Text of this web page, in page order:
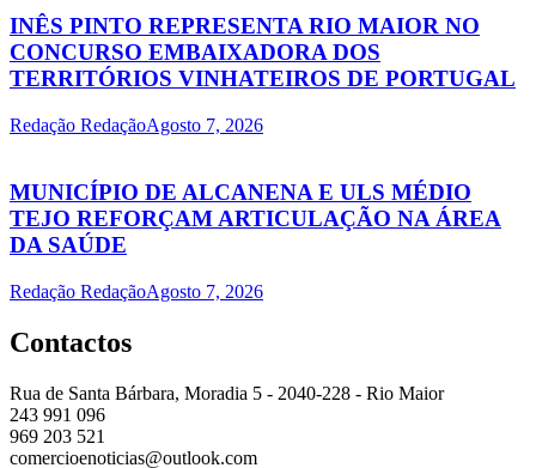
INÊS PINTO REPRESENTA RIO MAIOR NO
CONCURSO EMBAIXADORA DOS
TERRITÓRIOS VINHATEIROS DE PORTUGAL
Redação RedaçãoAgosto 7, 2026
MUNICÍPIO DE ALCANENA E ULS MÉDIO
TEJO REFORÇAM ARTICULAÇÃO NA ÁREA
DA SAÚDE
Redação RedaçãoAgosto 7, 2026
Contactos
Rua de Santa Bárbara, Moradia 5 - 2040-228 - Rio Maior
243 991 096
969 203 521
comercioenoticias@outlook.com